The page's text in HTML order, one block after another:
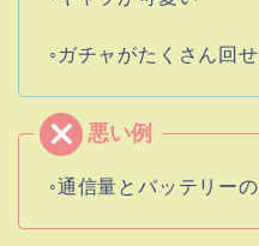
◦ガチャがたくさん回
◦通信量とバッテリー